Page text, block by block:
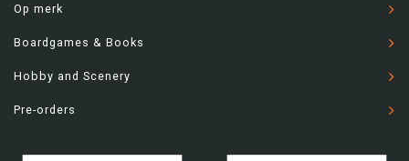
Op merk
Boardgames & Books
Hobby and Scenery
Pre-orders